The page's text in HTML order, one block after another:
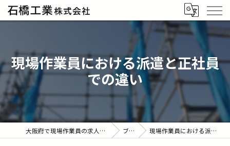
現場作業員における派遣と正社員
での違い
大阪府で現場作業員の求人なら石橋工業株式会社 ブログ 現場作業員における派遣と正社員での違い